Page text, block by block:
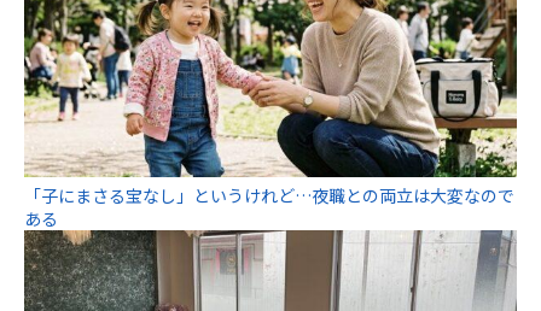
「子にまさる宝なし」というけれど…夜職との両立は大変なので
ある